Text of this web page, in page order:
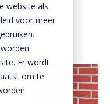
website als
voor meer
Er wordt
om te
gevels